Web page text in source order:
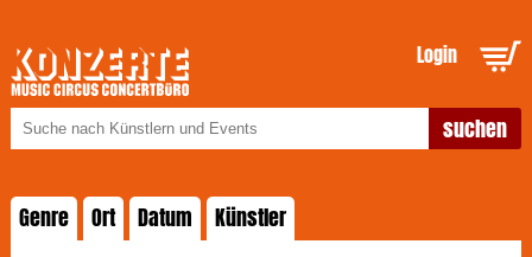
Login
Genre Ort Datum Künstler